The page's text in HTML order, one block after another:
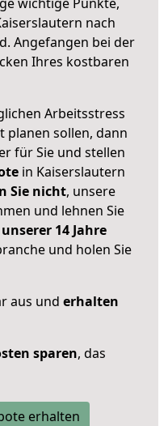
nach
Angefangen bei der
Ihres kostbaren
Arbeitsstress
planen sollen, dann
für Sie und stellen
in Kaiserslautern
Sie nicht, unsere
und lehnen Sie
14 Jahre
und holen Sie
aus und erhalten
sparen, das
erhalten